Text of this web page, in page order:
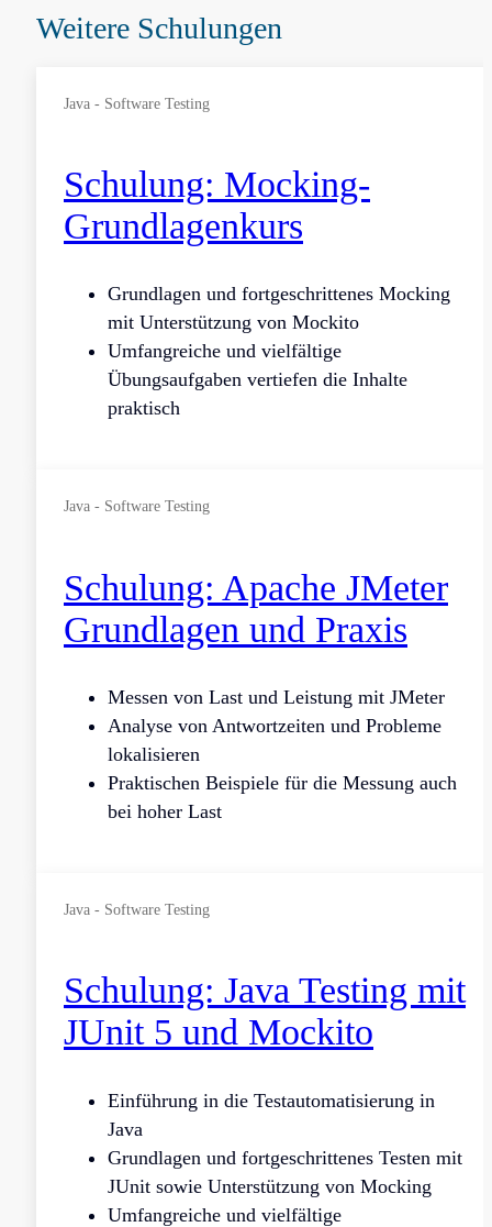
Weitere Schulungen
Java - Software Testing
Schulung: Mocking-
Grundlagenkurs
Grundlagen und fortgeschrittenes Mocking
mit Unterstützung von Mockito
Umfangreiche und vielfältige
Übungsaufgaben vertiefen die Inhalte
praktisch
Java - Software Testing
Schulung: Apache JMeter
Grundlagen und Praxis
Messen von Last und Leistung mit JMeter
Analyse von Antwortzeiten und Probleme
lokalisieren
Praktischen Beispiele für die Messung auch
bei hoher Last
Java - Software Testing
Schulung: Java Testing mit
JUnit 5 und Mockito
Einführung in die Testautomatisierung in
Java
Grundlagen und fortgeschrittenes Testen mit
JUnit sowie Unterstützung von Mocking
Umfangreiche und vielfältige